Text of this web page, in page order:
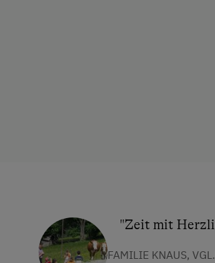
"Zeit mit
FAMILIE KNAUS,